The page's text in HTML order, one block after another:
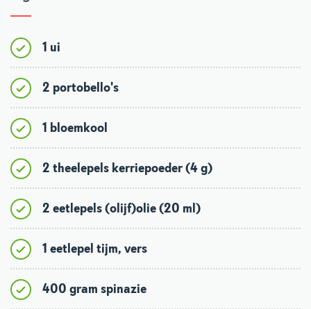
1 ui
2 portobello's
1 bloemkool
2 theelepels kerriepoeder (4 g)
2 eetlepels (olijf)olie (20 ml)
1 eetlepel tijm, vers
400 gram spinazie